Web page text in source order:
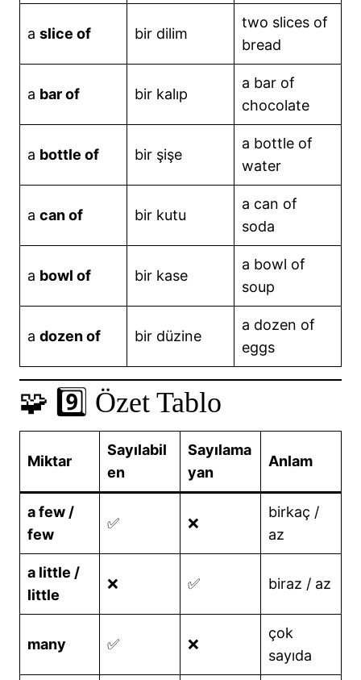
a slice of bir dilim
two slices of
bread
a bar of bir kalıp
a bar of
chocolate
a bottle of bir şişe
a bottle of
water
a can of bir kutu
a can of
soda
a bowl of bir kase
a bowl of
soup
a dozen of bir düzine
a dozen of
eggs
🧩 9️⃣ Özet Tablo
Miktar
Sayılabil
en
Sayılama
yan
Anlam
a few /
few
✅ ❌
birkaç /
az
a little /
little
❌ ✅ biraz / az
many ✅ ❌
çok
sayıda